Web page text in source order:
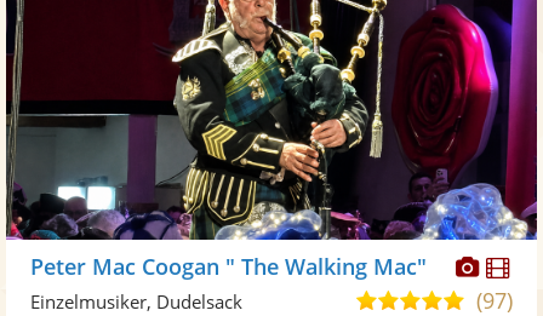
Peter Mac Coogan " The Walking Mac"
5,0(97)
Einzelmusiker, Dudelsack